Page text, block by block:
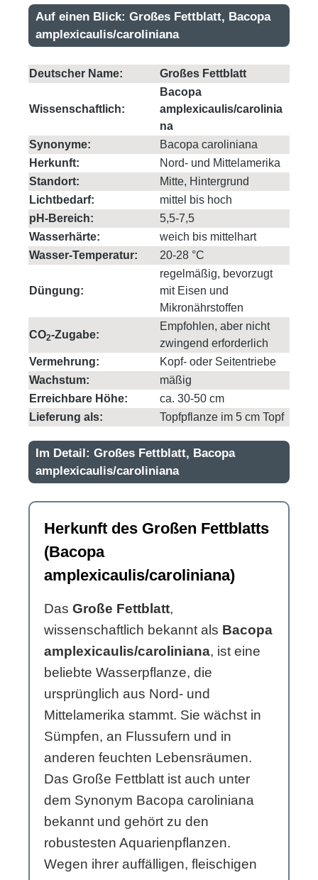
Auf einen Blick: Großes Fettblatt, Bacopa
amplexicaulis/caroliniana
Deutscher Name: Großes Fettblatt
Wissenschaftlich:
Bacopa
amplexicaulis/carolinia
na
Synonyme:
Bacopa caroliniana
Herkunft:
Nord- und Mittelamerika
Standort:
Mitte, Hintergrund
Lichtbedarf:
mittel bis hoch
pH-Bereich:
5,5-7,5
Wasserhärte:
weich bis mittelhart
Wasser-Temperatur:
20-28 °C
Düngung:
regelmäßig, bevorzugt
mit Eisen und
Mikronährstoffen
CO2-Zugabe:
Empfohlen, aber nicht
zwingend erforderlich
Vermehrung:
Kopf- oder Seitentriebe
Wachstum:
mäßig
Erreichbare Höhe:
ca. 30-50 cm
Lieferung als:
Topfpflanze im 5 cm Topf
Im Detail: Großes Fettblatt, Bacopa
amplexicaulis/caroliniana
Herkunft des Großen Fettblatts
(Bacopa
amplexicaulis/caroliniana)
Das Große Fettblatt,
wissenschaftlich bekannt als Bacopa
amplexicaulis/caroliniana, ist eine
beliebte Wasserpflanze, die
ursprünglich aus Nord- und
Mittelamerika stammt. Sie wächst in
Sümpfen, an Flussufern und in
anderen feuchten Lebensräumen.
Das Große Fettblatt ist auch unter
dem Synonym Bacopa caroliniana
bekannt und gehört zu den
robustesten Aquarienpflanzen.
Wegen ihrer auffälligen, fleischigen